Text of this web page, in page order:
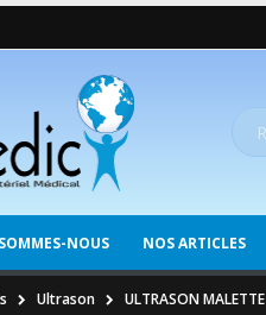
NOUS NOS ARTICLES
Ultrason ULTRASON MALETTE